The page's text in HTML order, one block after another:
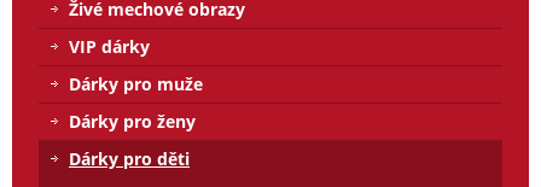
Živé mechové obrazy
VIP dárky
Dárky pro muže
Dárky pro ženy
Dárky pro děti